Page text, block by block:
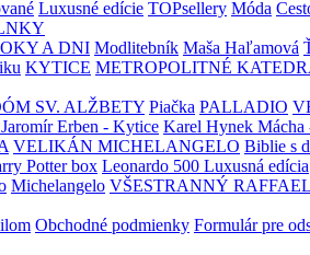
Luxusné edície TOPsellery Móda
A DNI Modlitebník Maša Haľamová
KYTICE METROPOLITNÉ
SV. ALŽBETY Piačka PALLADIO
Erben - Kytice Karel Hynek Mácha
VELIKÁN MICHELANGELO Biblie s
Potter box Leonardo 500 Luxusná edícia
Michelangelo VŠESTRANNÝ
Obchodné podmienky Formulár pre